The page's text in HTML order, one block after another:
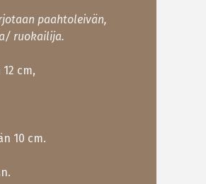
paahtoleivän,
ruokailija.
cm,
10 cm.